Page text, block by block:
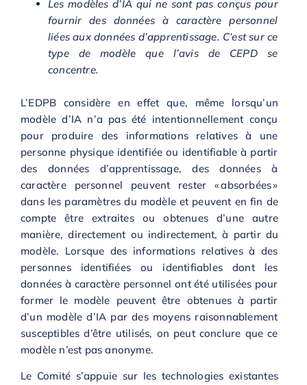
Les modèles d’IA qui ne sont pas conçus pour
fournir des données à caractère personnel
liées aux données d’apprentissage. C’est sur ce
type de modèle que l’avis de CEPD se
concentre.
L’EDPB considère en effet que, même lorsqu’un
modèle d’IA n’a pas été intentionnellement conçu
pour produire des informations relatives à une
personne physique identifiée ou identifiable à partir
des données d’apprentissage, des données à
caractère personnel peuvent rester « absorbées »
dans les paramètres du modèle et peuvent en fin de
compte être extraites ou obtenues d’une autre
manière, directement ou indirectement, à partir du
modèle. Lorsque des informations relatives à des
personnes identifiées ou identifiables dont les
données à caractère personnel ont été utilisées pour
former le modèle peuvent être obtenues à partir
d’un modèle d’IA par des moyens raisonnablement
susceptibles d’être utilisés, on peut conclure que ce
modèle n’est pas anonyme.
Le Comité s’appuie sur les technologies existantes